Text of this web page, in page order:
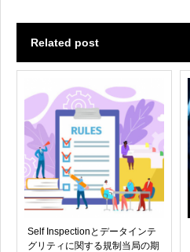
Related post
Self Inspectionとデータインテ
グリティに関する規制当局の期